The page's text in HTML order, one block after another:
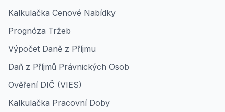
Kalkulačka Cenové Nabídky
Prognóza Tržeb
Výpočet Daně z Příjmu
Daň z Příjmů Právnických Osob
Ověření DIČ (VIES)
Kalkulačka Pracovní Doby